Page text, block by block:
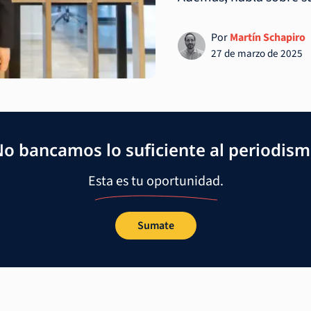
PorMartín Schapiro
27 de marzo de 2025
bancamos lo suficiente al
Esta es tu oportunidad.
Sumate